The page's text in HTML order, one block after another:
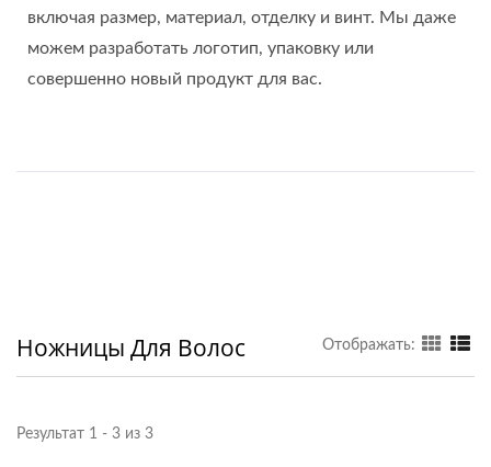
включая размер, материал, отделку и винт. Мы даже
можем разработать логотип, упаковку или
совершенно новый продукт для вас.
Ножницы Для Волос Отображать:
Результат 1 - 3 из 3